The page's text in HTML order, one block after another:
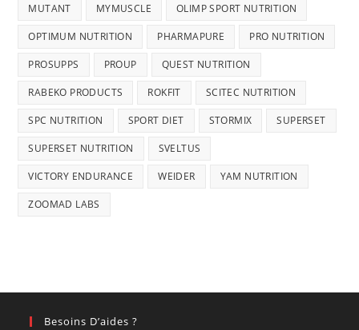
MUTANT MYMUSCLE OLIMP SPORT NUTRITION
OPTIMUM NUTRITION PHARMAPURE PRO NUTRITION
PROSUPPS PROUP QUEST NUTRITION
RABEKO PRODUCTS ROKFIT SCITEC NUTRITION
SPC NUTRITION SPORT DIET STORMIX SUPERSET
SUPERSET NUTRITION SVELTUS
VICTORY ENDURANCE WEIDER YAM NUTRITION
ZOOMAD LABS
Besoins D’aides ?